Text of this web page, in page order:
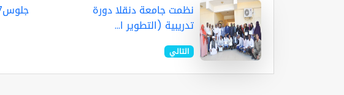
نظمت جامعة دنقلا دورة
تدريبية (التطوير ا...
التالي